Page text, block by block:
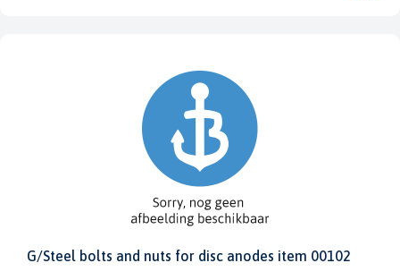
G/Steel bolts and nuts for disc anodes item 00102